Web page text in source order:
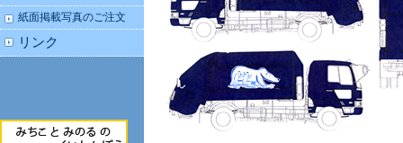
紙面掲載写真のご注文
リンク